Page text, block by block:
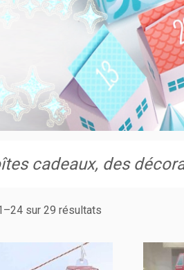
cadeaux, des
sur 29 résultats